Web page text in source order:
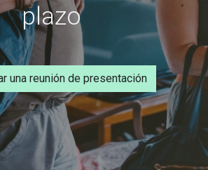
plazo
una reunión de presentación